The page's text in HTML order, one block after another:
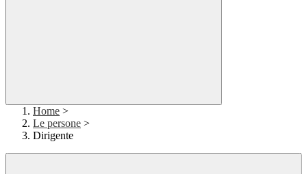
Home >
Le persone >
Dirigente